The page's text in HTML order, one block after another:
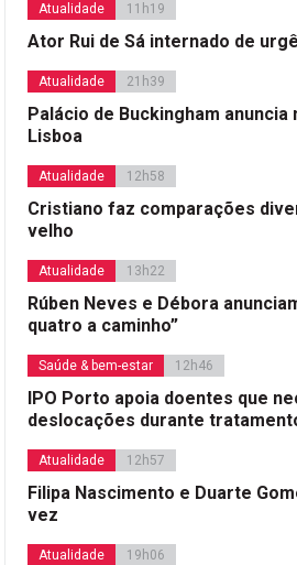
Atualidade 11h19
Ator Rui de Sá internado de
Atualidade 21h39
Palácio de Buckingham
Lisboa
Atualidade 12h58
Cristiano faz comparações
velho
Atualidade 13h22
Rúben Neves e Débora
quatro a caminho”
Saúde & bem-estar 12h46
IPO Porto apoia doentes que
deslocações durante
Atualidade 12h57
Filipa Nascimento e Duarte
vez
Atualidade 19h06